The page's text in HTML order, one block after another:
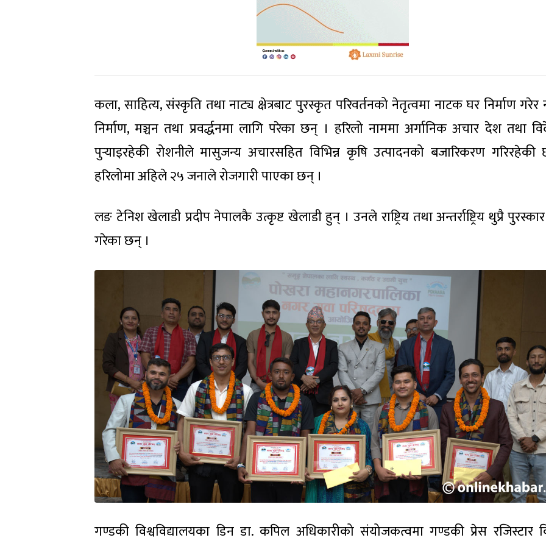
कला, साहित्य, संस्कृति तथा नाट्य क्षेत्रबाट पुरस्कृत परिवर्तनको नेतृत्वमा नाटक घर निर्माण
निर्माण, मञ्चन तथा प्रवर्द्धनमा लागि परेका छन् । हरिलो नाममा अर्गानिक अचार देश तथा
पुर्‍याइरहेकी रोशनीले मासुजन्य अचारसहित विभिन्न कृषि उत्पादनको बजारिकरण गरिरहेकी
हरिलोमा अहिले २५ जनाले रोजगारी पाएका छन् ।
लङ टेनिश खेलाडी प्रदीप नेपालकै उत्कृष्ट खेलाडी हुन् । उनले राष्ट्रिय तथा अन्तर्राष्ट्रिय थुप्रै पुरस्कार
गरेका छन् ।
गण्डकी विश्वविद्यालयका डिन डा. कपिल अधिकारीको संयोजकत्वमा गण्डकी प्रेस रजिस्टार